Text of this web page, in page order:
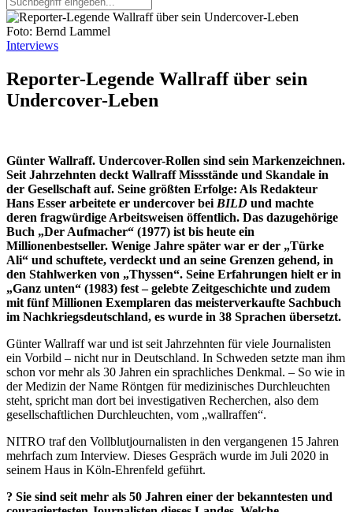
Foto: Bernd Lammel
Interviews
Reporter-Legende Wallraff über sein
Undercover-Leben
Günter Wallraff. Undercover-Rollen sind sein Markenzeichnen.
Seit Jahrzehnten deckt Wallraff Missstände und Skandale in
der Gesellschaft auf. Seine größten Erfolge: Als Redakteur
Hans Esser arbeitete er undercover bei BILD und machte
deren fragwürdige Arbeitsweisen öffentlich. Das dazugehörige
Buch „Der Aufmacher“ (1977) ist bis heute ein
Millionenbestseller. Wenige Jahre später war er der „Türke
Ali“ und schuftete, verdeckt und an seine Grenzen gehend, in
den Stahlwerken von „Thyssen“. Seine Erfahrungen hielt er in
„Ganz unten“ (1983) fest – gelebte Zeitgeschichte und zudem
mit fünf Millionen Exemplaren das meisterverkaufte Sachbuch
im Nachkriegsdeutschland, es wurde in 38 Sprachen übersetzt.
Günter Wallraff war und ist seit Jahrzehnten für viele Journalisten
ein Vorbild – nicht nur in Deutschland. In Schweden setzte man ihm
schon vor mehr als 30 Jahren ein sprachliches Denkmal. – So wie in
der Medizin der Name Röntgen für medizinisches Durchleuchten
steht, spricht man dort bei investigativen Recherchen, also dem
gesellschaftlichen Durchleuchten, vom „wallraffen“.
NITRO traf den Vollblutjournalisten in den vergangenen 15 Jahren
mehrfach zum Interview. Dieses Gespräch wurde im Juli 2020 in
seinem Haus in Köln-Ehrenfeld geführt.
? Sie sind seit mehr als 50 Jahren einer der bekanntesten und